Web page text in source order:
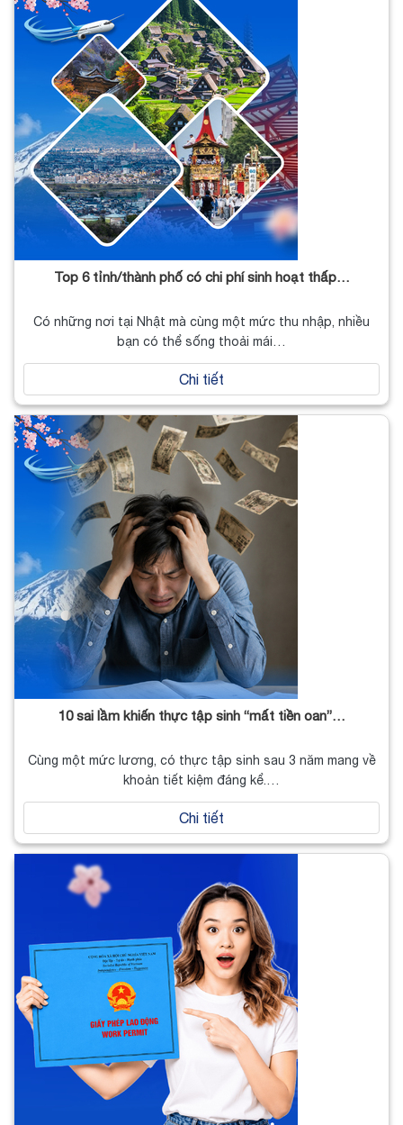
Top 6 tỉnh/thành phố có chi phí sinh hoạt thấp…
Có những nơi tại Nhật mà cùng một mức thu nhập, nhiều
bạn có thể sống thoải mái…
Chi tiết
10 sai lầm khiến thực tập sinh “mất tiền oan”…
Cùng một mức lương, có thực tập sinh sau 3 năm mang về
khoản tiết kiệm đáng kể.…
Chi tiết